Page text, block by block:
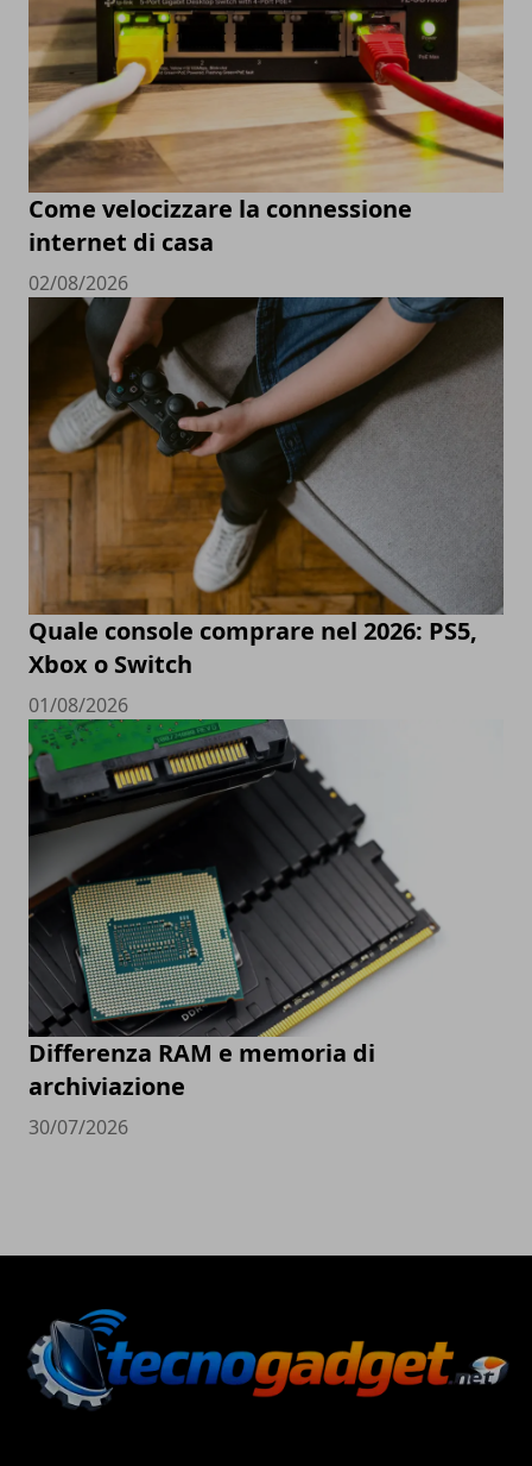
Come velocizzare la connessione
internet di casa
02/08/2026
Quale console comprare nel 2026: PS5,
Xbox o Switch
01/08/2026
Differenza RAM e memoria di
archiviazione
30/07/2026